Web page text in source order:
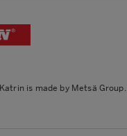
Katrin is made by Metsä Group.